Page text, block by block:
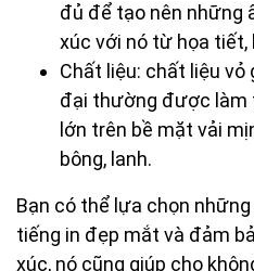
đủ để tạo nên những
xúc với nó từ họa tiết,
Chất liệu: chất liệu
đại thường được làm
lớn trên bề mặt vải
bông, lanh.
Bạn có thể lựa chọn
tiếng in đẹp mắt và đảm
xúc, nó cũng giúp cho